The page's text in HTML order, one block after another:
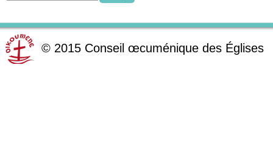
© 2015 Conseil œcuménique des Églises